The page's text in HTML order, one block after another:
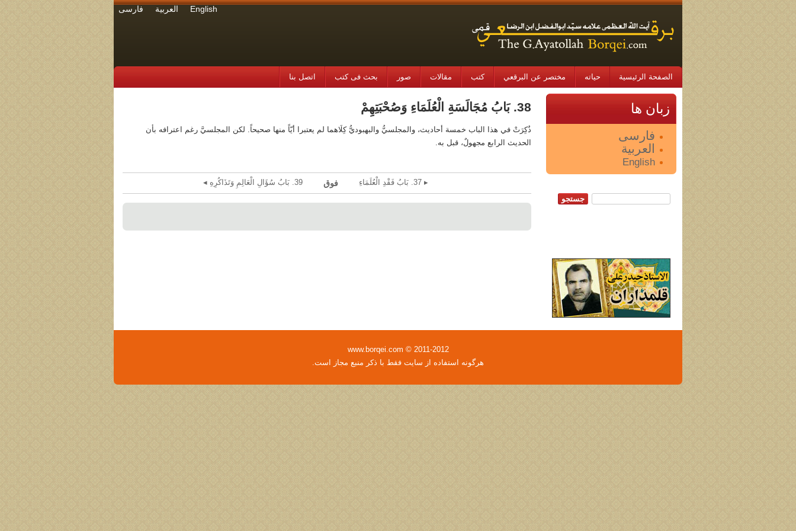
English العربية فارسی
الصفحة الرئيسية حياته مختصر عن البرقعي کتب مقالات صور بحث فی کتب اتصل بنا
زبان ها
فارسی
العربية
English
38. بَابُ مُجَالَسَةِ الْعُلَمَاءِ وَصُحْبَتِهِمْ
ذُكِرَتْ في هذا الباب خمسة أحاديث، والمجلسيُّ والبهبوديُّ كِلَاهما لم يعتبرا أيّاً منها صحيحاً. لكن المجلسيَّ رغم اعترافه بأن
الحديث الرابع مجهولٌ، قبل به.
▸ 37. بَابُ فَقْدِ الْعُلَمَاءِ فوق 39. بَابُ سُؤَالِ الْعَالِمِ وَتَذَاكُرِهِ ◂
www.borqei.com © 2011-2012
هرگونه استفاده از سایت فقط با ذکر منبع مجاز است.